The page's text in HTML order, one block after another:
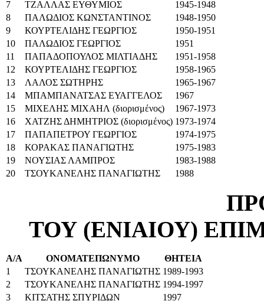
7 ΤΖΑΛΛΑΣ ΕΥΘΥΜΙΟΣ
1945-1948
8
ΠΑΛΩΔΙΟΣ ΚΩΝΣΤΑΝΤΙΝΟΣ
1948-1950
9
ΚΟΥΡΤΕΛΙΔΗΣ ΓΕΩΡΓΙΟΣ
1950-1951
10
ΠΑΛΩΔΙΟΣ ΓΕΩΡΓΙΟΣ
1951
11
ΠΑΠΑΔΟΠΟΥΛΟΣ ΜΙΛΤΙΑΔΗΣ
1951-1958
12
ΚΟΥΡΤΕΛΙΔΗΣ ΓΕΩΡΓΙΟΣ
1958-1965
13
ΛΑΛΟΣ ΣΩΤΗΡΗΣ
1965-1967
14
ΜΠΑΜΠΑΝΑΤΣΑΣ ΕΥΑΓΓΕΛΟΣ
1967
15
ΜΙΧΕΛΗΣ ΜΙΧΑΗΛ (διορισμένος)
1967-1973
16
ΧΑΤΖΗΣ ΔΗΜΗΤΡΙΟΣ (διορισμένος) 1973-1974
17
ΠΑΠΑΠΕΤΡΟΥ ΓΕΩΡΓΙΟΣ
1974-1975
18
ΚΟΡΑΚΑΣ ΠΑΝΑΓΙΩΤΗΣ
1975-1983
19
ΝΟΥΣΙΑΣ ΛΑΜΠΡΟΣ
1983-1988
20
ΤΣΟΥΚΑΝΕΛΗΣ ΠΑΝΑΓΙΩΤΗΣ 1988
ΤΟΥ (ΕΝΙΑΙΟΥ)
Α/Α ΟΝΟΜΑΤΕΠΩΝΥΜΟ
ΘΗΤΕΙΑ
1
ΤΣΟΥΚΑΝΕΛΗΣ ΠΑΝΑΓΙΩΤΗΣ 1989-1993
2
ΤΣΟΥΚΑΝΕΛΗΣ ΠΑΝΑΓΙΩΤΗΣ 1994-1997
3
ΚΙΤΣΑΤΗΣ ΣΠΥΡΙΔΩΝ
1997